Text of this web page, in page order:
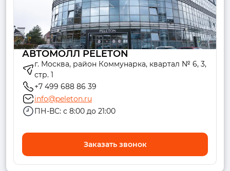
АВТОМОЛЛ PELETON
г. Москва, район Коммунарка, квартал № 6, 3,
стр. 1
+7 499 688 86 39
info@peleton.ru
ПН-ВС: с 8:00 до 21:00
Заказать звонок